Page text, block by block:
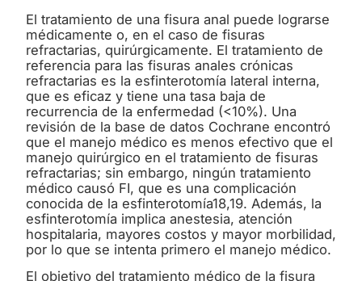
El tratamiento de una fisura anal puede lograrse
médicamente o, en el caso de fisuras
refractarias, quirúrgicamente. El tratamiento de
referencia para las fisuras anales crónicas
refractarias es la esfinterotomía lateral interna,
que es eficaz y tiene una tasa baja de
recurrencia de la enfermedad (<10%). Una
revisión de la base de datos Cochrane encontró
que el manejo médico es menos efectivo que el
manejo quirúrgico en el tratamiento de fisuras
refractarias; sin embargo, ningún tratamiento
médico causó FI, que es una complicación
conocida de la esfinterotomía18,19. Además, la
esfinterotomía implica anestesia, atención
hospitalaria, mayores costos y mayor morbilidad,
por lo que se intenta primero el manejo médico.
El objetivo del tratamiento médico de la fisura